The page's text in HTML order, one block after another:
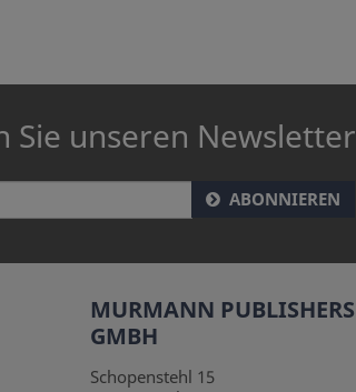
Sie unseren Newsletter
ABONNIEREN
MURMANN PUBLISHERS
GMBH
Schopenstehl 15